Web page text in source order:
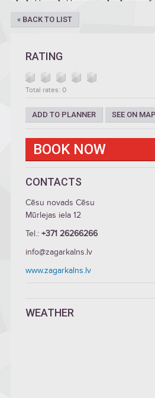
« BACK TO LIST
RATING
Total rates: 0
ADD TO PLANNER SEE ON MAP
BOOK NOW
CONTACTS
Cēsu novads Cēsu
Mūrlejas iela 12
Tel.: +371 26266266
info@zagarkalns.lv
www.zagarkalns.lv
WEATHER